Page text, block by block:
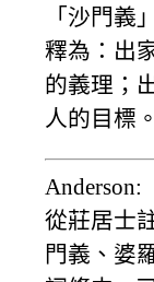
「沙門義
釋為：出
的義理；
人的目標。
Anderson:
從莊居士
門義、婆